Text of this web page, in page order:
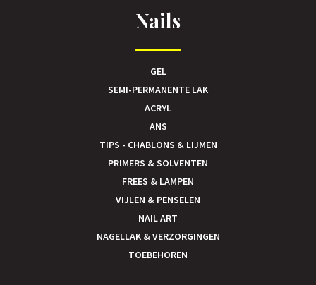
Nails
GEL
SEMI-PERMANENTE LAK
ACRYL
ANS
TIPS - CHABLONS & LIJMEN
PRIMERS & SOLVENTEN
FREES & LAMPEN
VIJLEN & PENSELEN
NAIL ART
NAGELLAK & VERZORGINGEN
TOEBEHOREN